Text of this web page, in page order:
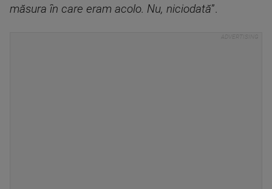
măsura în care eram acolo. Nu, niciodată”.